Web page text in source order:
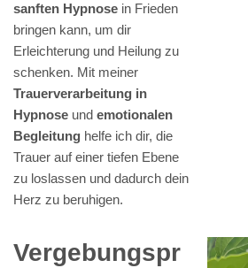
sanften Hypnose in Frieden
bringen kann, um dir
Erleichterung und Heilung zu
schenken. Mit meiner
Trauerverarbeitung in
Hypnose und emotionalen
Begleitung helfe ich dir, die
Trauer auf einer tiefen Ebene
zu loslassen und dadurch dein
Herz zu beruhigen.
Vergebungspr